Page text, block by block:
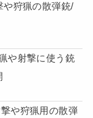
や狩猟の散弾銃/
や射撃に使う銃
や狩猟用の散弾